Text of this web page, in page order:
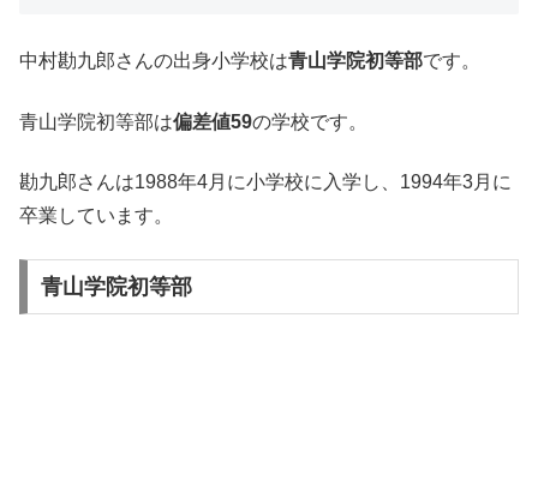
中村勘九郎さんの出身小学校は青山学院初等部です。
青山学院初等部は偏差値59の学校です。
勘九郎さんは1988年4月に小学校に入学し、1994年3月に
卒業しています。
青山学院初等部